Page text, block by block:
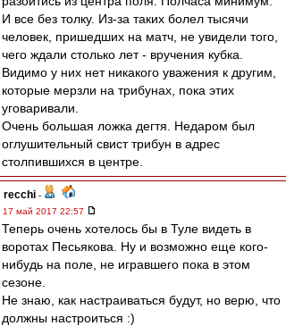
И все без толку. Из-за таких болел тысячи
человек, пришедших на матч, не увидели того,
чего ждали столько лет - вручения кубка.
Видимо у них нет никакого уважения к другим,
которые мерзли на трибунах, пока этих
уговаривали.
Очень большая ложка дегтя. Недаром был
оглушительный свист трибун в адрес
столпившихся в центре.
recchi -
17 май 2017 22:57
Теперь очень хотелось бы в Туле видеть в
воротах Песьякова. Ну и возможно еще кого-
нибудь на поле, не игравшего пока в этом
сезоне.
Не знаю, как настраиваться будут, но верю, что
должны настроиться :)